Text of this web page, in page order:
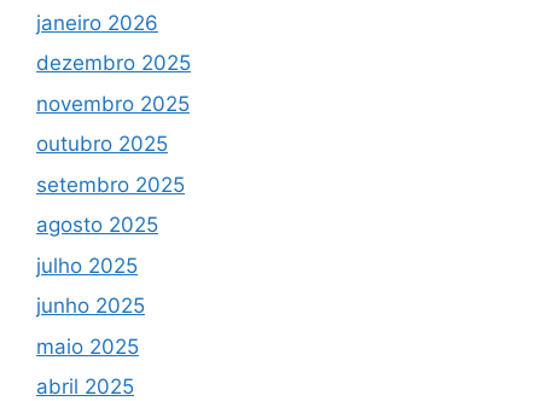
janeiro 2026
dezembro 2025
novembro 2025
outubro 2025
setembro 2025
agosto 2025
julho 2025
junho 2025
maio 2025
abril 2025